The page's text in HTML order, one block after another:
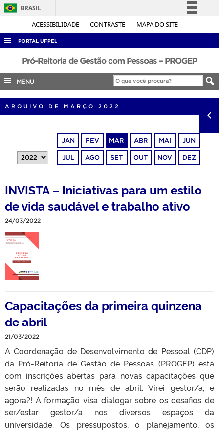
ACESSIBILIDADE CONTRASTE MAPA DO SITE
BRASIL
Simplifique!
Legislação
Canais
PORTAL UFPEL
ACESSO À INFORMAÇÃO
AUDITORIA
COBALTO
CONCURSOS
OUVIDORIA
TELEFONES
Pró-Reitoria de Gestão com Pessoas – PROGEP
MENU
ARQUIVO DE MARÇO 2022
JAN FEV MAR ABR MAI JUN
JUL AGO SET OUT NOV DEZ
INVISTA – Iniciativas para um estilo
de vida saudável e trabalho ativo
24/03/2022
Capacitações da primeira quinzena
de abril
21/03/2022
A Coordenação de Desenvolvimento de Pessoal (CDP)
da Pró-Reitoria de Gestão de Pessoas (PROGEP) está
com inscrições abertas para novas capacitações que
serão realizadas no mês de abril: Virei gestor/a, e
agora?! A formação visa dialogar sobre os desafios de
ser/estar gestor/a nos diversos espaços da
universidade. Os pressupostos, o planejamento, os